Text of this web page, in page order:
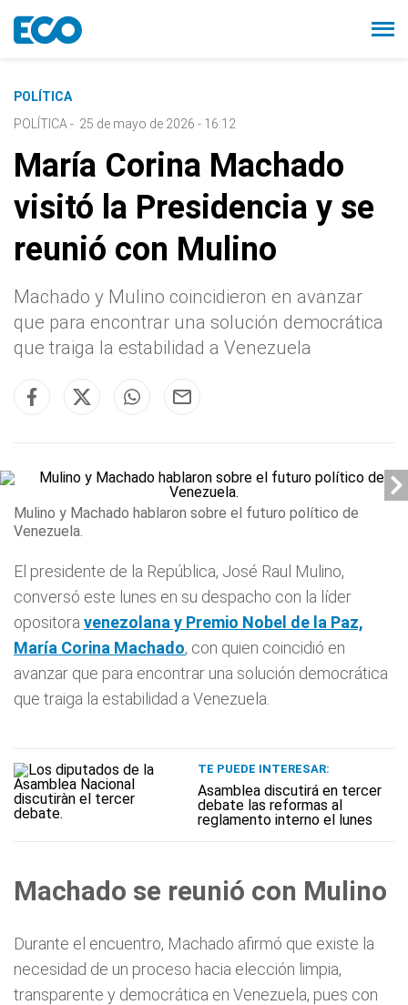
POLÍTICA
POLÍTICA - 25 de mayo de 2026 - 16:12
María Corina Machado
visitó la Presidencia y se
reunió con Mulino
Machado y Mulino coincidieron en avanzar
que para encontrar una solución democrática
que traiga la estabilidad a Venezuela
Mulino y Machado hablaron sobre el futuro político de
Venezuela.
El presidente de la República, José Raul Mulino,
conversó este lunes en su despacho con la líder
opositora venezolana y Premio Nobel de la Paz,
María Corina Machado, con quien coincidió en
avanzar que para encontrar una solución democrática
que traiga la estabilidad a Venezuela.
TE PUEDE INTERESAR:
Asamblea discutirá en tercer
debate las reformas al
reglamento interno el lunes
Machado se reunió con Mulino
Durante el encuentro, Machado afirmó que existe la
necesidad de un proceso hacia elección limpia,
transparente y democrática en Venezuela, pues con